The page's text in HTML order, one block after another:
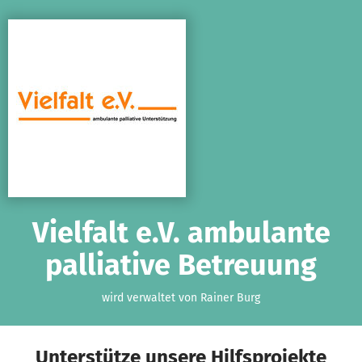
Vielfalt e.V. ambulante
palliative Betreuung
wird verwaltet von Rainer Burg
Unterstütze unsere Hilfsprojekte